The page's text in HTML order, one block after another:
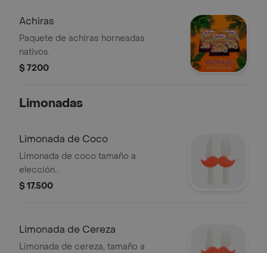
Achiras
Paquete de achiras horneadas
nativos.
$ 7200
Limonadas
Limonada de Coco
Limonada de coco tamaño a
elección..
$ 17.500
Limonada de Cereza
Limonada de cereza, tamaño a